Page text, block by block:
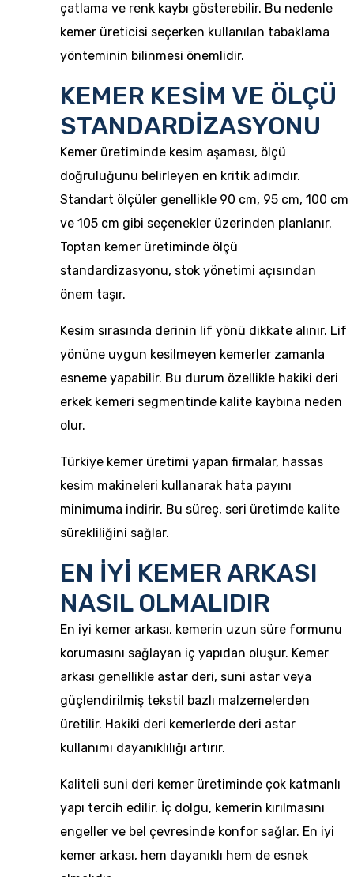
çatlama ve renk kaybı gösterebilir. Bu nedenle
kemer üreticisi seçerken kullanılan tabaklama
yönteminin bilinmesi önemlidir.
KEMER KESİM VE ÖLÇÜ
STANDARDİZASYONU
Kemer üretiminde kesim aşaması, ölçü
doğruluğunu belirleyen en kritik adımdır.
Standart ölçüler genellikle 90 cm, 95 cm, 100 cm
ve 105 cm gibi seçenekler üzerinden planlanır.
Toptan kemer üretiminde ölçü
standardizasyonu, stok yönetimi açısından
önem taşır.
Kesim sırasında derinin lif yönü dikkate alınır. Lif
yönüne uygun kesilmeyen kemerler zamanla
esneme yapabilir. Bu durum özellikle hakiki deri
erkek kemeri segmentinde kalite kaybına neden
olur.
Türkiye kemer üretimi yapan firmalar, hassas
kesim makineleri kullanarak hata payını
minimuma indirir. Bu süreç, seri üretimde kalite
sürekliliğini sağlar.
EN İYİ KEMER ARKASI
NASIL OLMALIDIR
En iyi kemer arkası, kemerin uzun süre formunu
korumasını sağlayan iç yapıdan oluşur. Kemer
arkası genellikle astar deri, suni astar veya
güçlendirilmiş tekstil bazlı malzemelerden
üretilir. Hakiki deri kemerlerde deri astar
kullanımı dayanıklılığı artırır.
Kaliteli suni deri kemer üretiminde çok katmanlı
yapı tercih edilir. İç dolgu, kemerin kırılmasını
engeller ve bel çevresinde konfor sağlar. En iyi
kemer arkası, hem dayanıklı hem de esnek